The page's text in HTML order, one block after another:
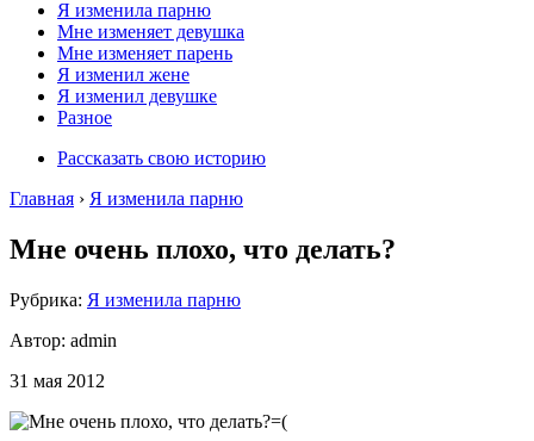
Я изменила парню
Мне изменяет девушка
Мне изменяет парень
Я изменил жене
Я изменил девушке
Разное
Рассказать свою историю
Главная › Я изменила парню
Мне очень плохо, что делать?
Рубрика: Я изменила парню
Автор: admin
31 мая 2012